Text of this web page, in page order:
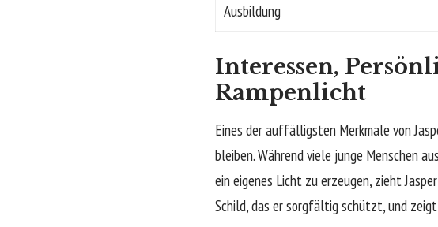
Ausbildung
Interessen,
Rampenlicht
Eines der auffälligsten Merkmale von
bleiben. Während viele junge Menschen
ein eigenes Licht zu erzeugen, zieht
Schild, das er sorgfältig schützt, und